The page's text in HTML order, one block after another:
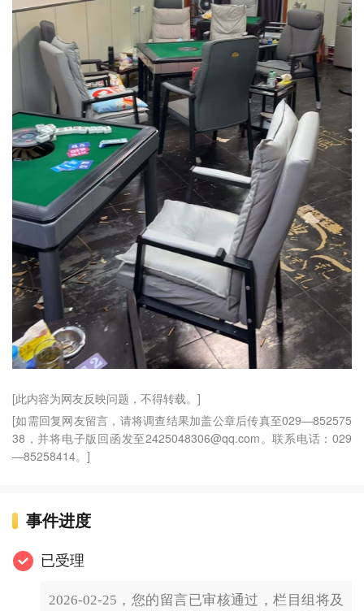
[此内容为网友反映问题，不得转载。]
[如需回复网友留言，请将调查结果加盖公章后传真至029—852575
38，并将电子版回函发至2425048306@qq.com。联系电话：029
—85258414。]
事件进度
已受理
2026-02-25，您的留言已审核通过，栏目组将及